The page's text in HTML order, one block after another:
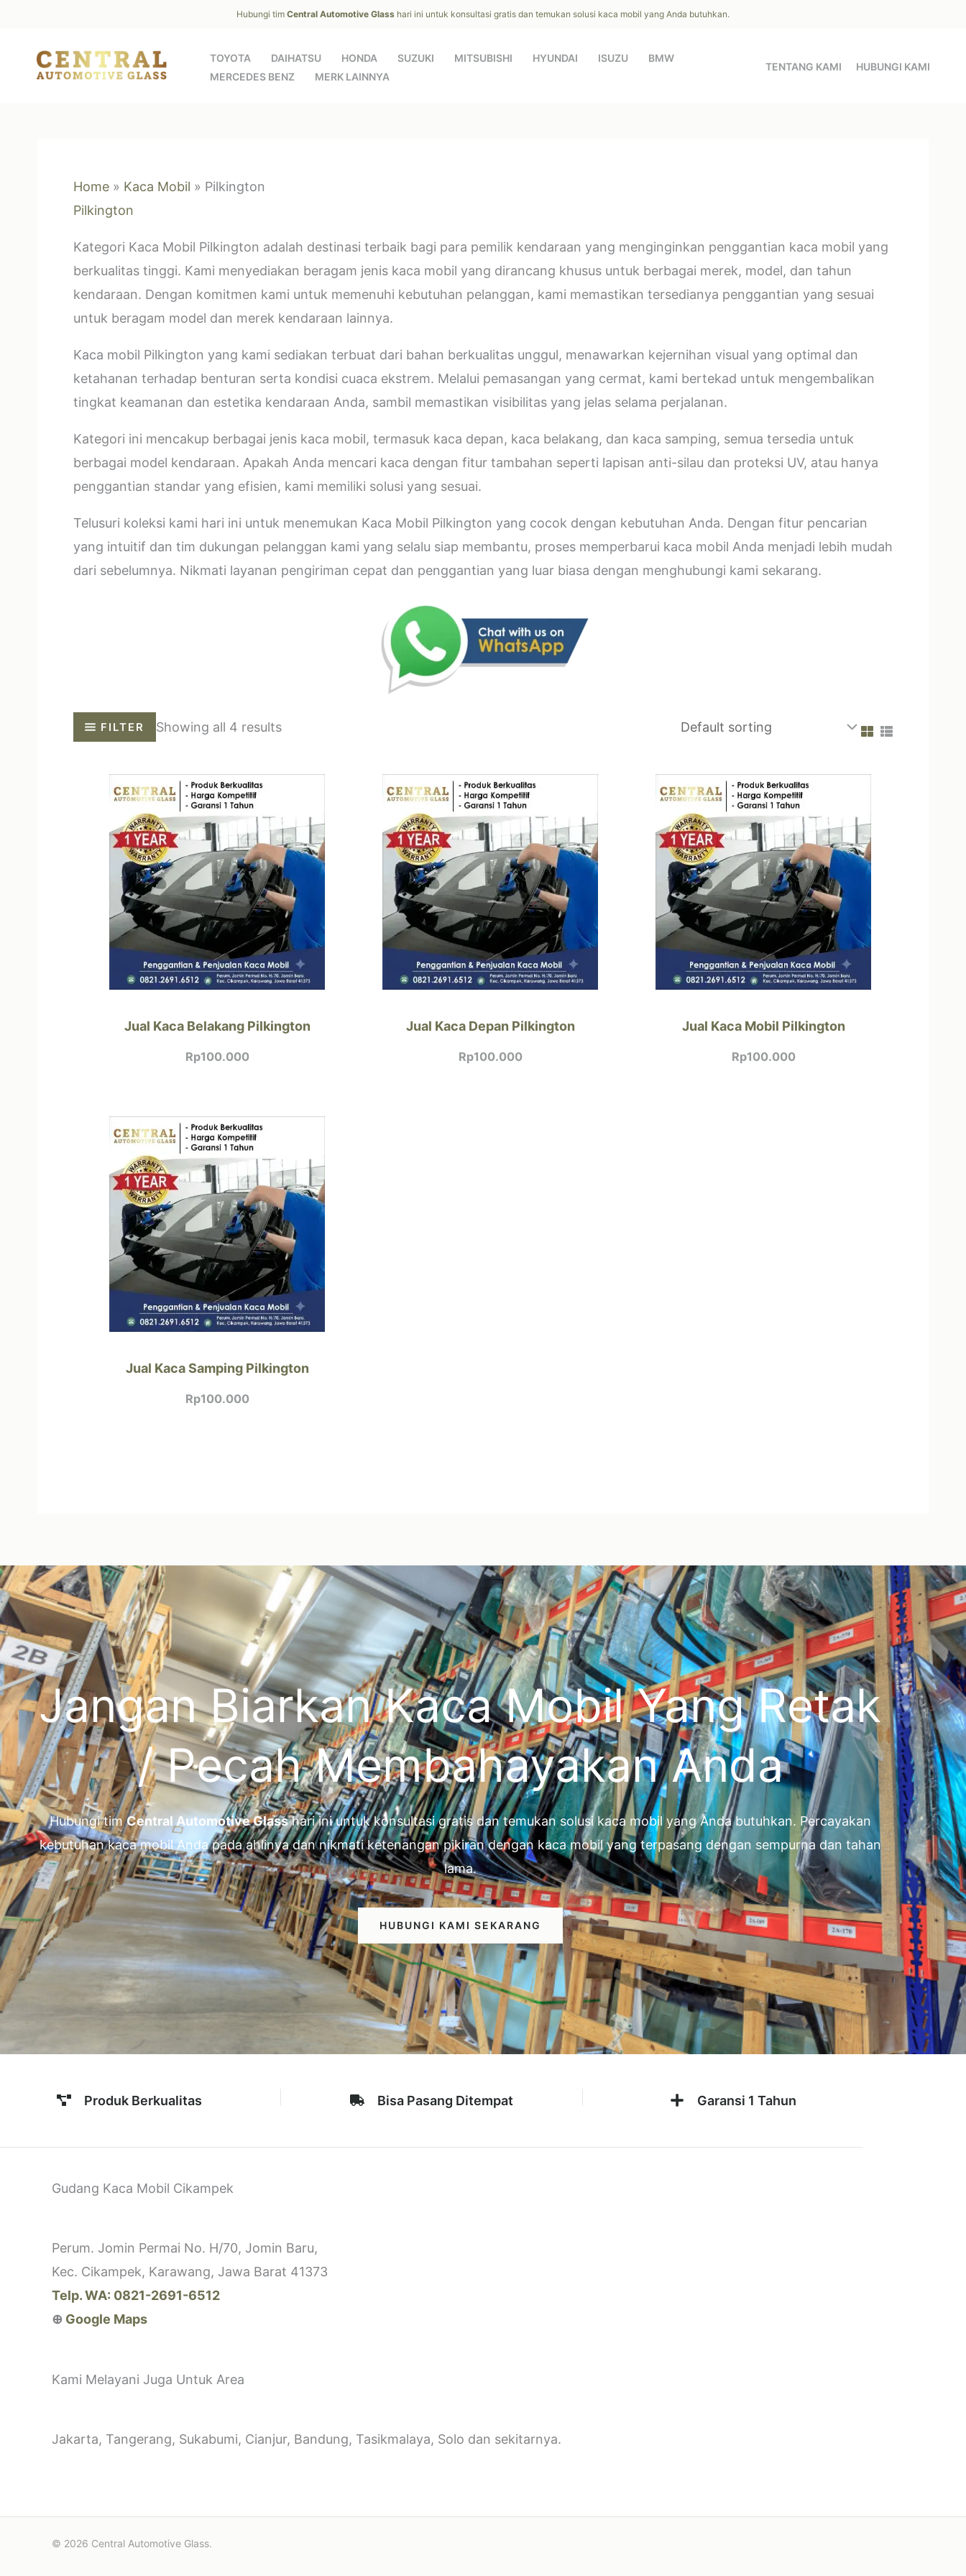
content
Hubungi tim Central Automotive Glass hari ini untuk konsultasi gratis dan temukan solusi kaca mobil yang Anda butuhkan.
TOYOTA DAIHATSU HONDA SUZUKI MITSUBISHI HYUNDAI ISUZU
BMW
MERCEDES BENZ
MERK LAINNYA
TENTANG KAMI HUBUNGI KAMI
Home » Kaca Mobil » Pilkington
Pilkington
Kategori Kaca Mobil Pilkington adalah destinasi terbaik bagi para pemilik kendaraan yang menginginkan penggantian kaca mobil yang
berkualitas tinggi. Kami menyediakan beragam jenis kaca mobil yang dirancang khusus untuk berbagai merek, model, dan tahun
kendaraan. Dengan komitmen kami untuk memenuhi kebutuhan pelanggan, kami memastikan tersedianya penggantian yang sesuai
untuk beragam model dan merek kendaraan lainnya.
Kaca mobil Pilkington yang kami sediakan terbuat dari bahan berkualitas unggul, menawarkan kejernihan visual yang optimal dan
ketahanan terhadap benturan serta kondisi cuaca ekstrem. Melalui pemasangan yang cermat, kami bertekad untuk mengembalikan
tingkat keamanan dan estetika kendaraan Anda, sambil memastikan visibilitas yang jelas selama perjalanan.
Kategori ini mencakup berbagai jenis kaca mobil, termasuk kaca depan, kaca belakang, dan kaca samping, semua tersedia untuk
berbagai model kendaraan. Apakah Anda mencari kaca dengan fitur tambahan seperti lapisan anti-silau dan proteksi UV, atau hanya
penggantian standar yang efisien, kami memiliki solusi yang sesuai.
Telusuri koleksi kami hari ini untuk menemukan Kaca Mobil Pilkington yang cocok dengan kebutuhan Anda. Dengan fitur pencarian
yang intuitif dan tim dukungan pelanggan kami yang selalu siap membantu, proses memperbarui kaca mobil Anda menjadi lebih mudah
dari sebelumnya. Nikmati layanan pengiriman cepat dan penggantian yang luar biasa dengan menghubungi kami sekarang.
FILTER Showing all 4 results
Jual Kaca Belakang Pilkington
Rp100.000
Jual Kaca Depan Pilkington
Rp100.000
Jual Kaca Mobil Pilkington
Rp100.000
Jual Kaca Samping Pilkington
Rp100.000
Jangan Biarkan Kaca Mobil Yang Retak
/ Pecah Membahayakan Anda
Hubungi timCentral Automotive Glasshari ini untuk konsultasi gratis dan temukan solusi kaca mobil yang Anda butuhkan. Percayakan
kebutuhan kaca mobil Anda pada ahlinya dan nikmati ketenangan pikiran dengan kaca mobil yang terpasang dengan sempurna dan tahan
lama.
HUBUNGI KAMI SEKARANG
Produk Berkualitas Bisa Pasang Ditempat Garansi 1 Tahun
Gudang Kaca Mobil Cikampek
Perum. Jomin Permai No. H/70, Jomin Baru,
Kec. Cikampek, Karawang, Jawa Barat 41373
Telp. WA: 0821-2691-6512
⊕ Google Maps
Kami Melayani Juga Untuk Area
Jakarta, Tangerang, Sukabumi, Cianjur, Bandung, Tasikmalaya, Solo dan sekitarnya.
© 2026 Central Automotive Glass.